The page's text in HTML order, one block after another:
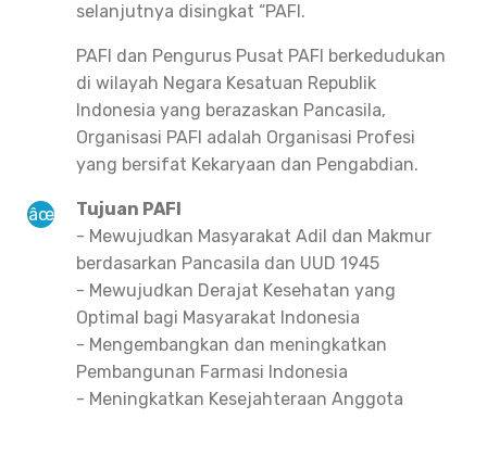
selanjutnya disingkat “PAFI.
PAFI dan Pengurus Pusat PAFI berkedudukan
di wilayah Negara Kesatuan Republik
Indonesia yang berazaskan Pancasila,
Organisasi PAFI adalah Organisasi Profesi
yang bersifat Kekaryaan dan Pengabdian.
Tujuan PAFI
- Mewujudkan Masyarakat Adil dan Makmur
berdasarkan Pancasila dan UUD 1945
- Mewujudkan Derajat Kesehatan yang
Optimal bagi Masyarakat Indonesia
- Mengembangkan dan meningkatkan
Pembangunan Farmasi Indonesia
- Meningkatkan Kesejahteraan Anggota